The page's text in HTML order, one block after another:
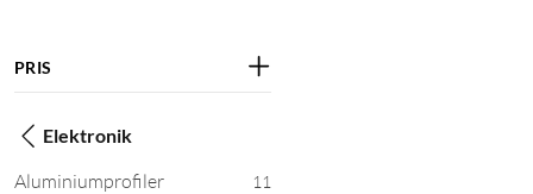
PRIS
Elektronik
Aluminiumprofiler 11